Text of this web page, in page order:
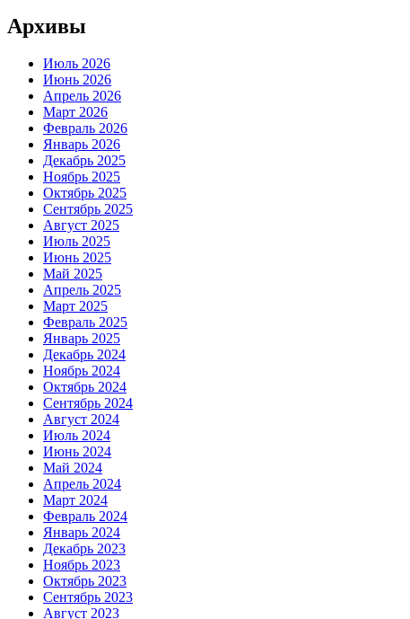
Архивы
Июль 2026
Июнь 2026
Апрель 2026
Март 2026
Февраль 2026
Январь 2026
Декабрь 2025
Ноябрь 2025
Октябрь 2025
Сентябрь 2025
Август 2025
Июль 2025
Июнь 2025
Май 2025
Апрель 2025
Март 2025
Февраль 2025
Январь 2025
Декабрь 2024
Ноябрь 2024
Октябрь 2024
Сентябрь 2024
Август 2024
Июль 2024
Июнь 2024
Май 2024
Апрель 2024
Март 2024
Февраль 2024
Январь 2024
Декабрь 2023
Ноябрь 2023
Октябрь 2023
Сентябрь 2023
Август 2023